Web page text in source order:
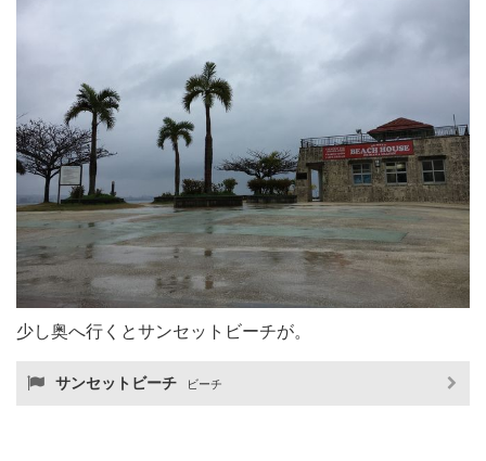
少し奥へ行くとサンセットビーチが。
サンセットビーチ ビーチ